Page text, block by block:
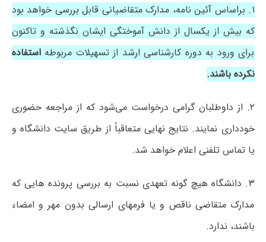
۱. براساس آئین نامه، مدارک متقاضیانی قابل بررسی خواهد بود
که بیش از یکسال از دانش آموختگی ایشان نگذشته و تاکنون
برای ورود به دوره کارشناسی ارشد از تسهیلات مربوطهاستفاده
نکرده باشند.
۲. از داوطلبان گرامی درخواست می‌شود که از مراجعه حضوری
خودداری نمایند. نتایج نهایی متعاقباً از طریق سایت دانشگاه و
یا تماس تلفنی اعلام خواهد شد.
۳. دانشگاه هیچ گونه تعهدی نسبت به بررسی پرونده هایی که
مدارک متقاضی ناقص و یا فرمهای ارسالی بدون مهر و امضاء
باشند، ندارد.